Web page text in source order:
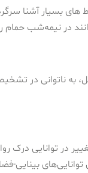
های بسیار آشنا
در نیمه‌شب حمام
به ناتوانی در
در توانایی درک